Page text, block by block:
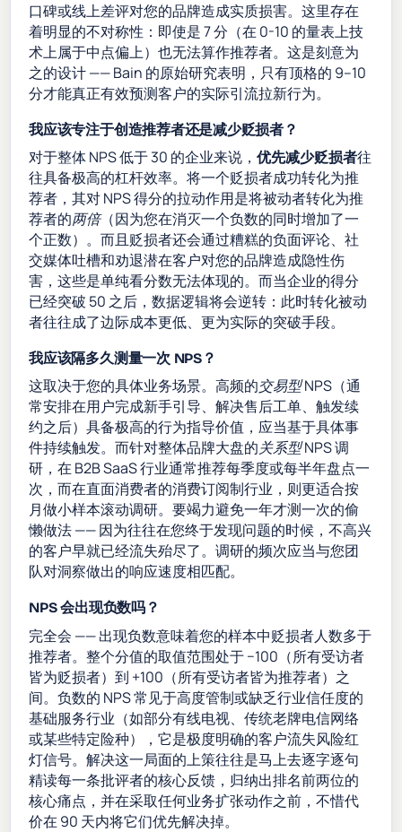
口碑或线上差评对您的品牌造成实质损害。这里存在
着明显的不对称性：即使是 7 分（在 0-10 的量表上技
术上属于中点偏上）也无法算作推荐者。这是刻意为
之的设计 —— Bain 的原始研究表明，只有顶格的 9–10
分才能真正有效预测客户的实际引流拉新行为。
我应该专注于创造推荐者还是减少贬损者？
对于整体 NPS 低于 30 的企业来说，优先减少贬损者往
往具备极高的杠杆效率。将一个贬损者成功转化为推
荐者，其对 NPS 得分的拉动作用是将被动者转化为推
荐者的两倍（因为您在消灭一个负数的同时增加了一
个正数）。而且贬损者还会通过糟糕的负面评论、社
交媒体吐槽和劝退潜在客户对您的品牌造成隐性伤
害，这些是单纯看分数无法体现的。而当企业的得分
已经突破 50 之后，数据逻辑将会逆转：此时转化被动
者往往成了边际成本更低、更为实际的突破手段。
我应该隔多久测量一次 NPS？
这取决于您的具体业务场景。高频的交易型NPS（通
常安排在用户完成新手引导、解决售后工单、触发续
约之后）具备极高的行为指导价值，应当基于具体事
件持续触发。而针对整体品牌大盘的关系型NPS 调
研，在 B2B SaaS 行业通常推荐每季度或每半年盘点一
次，而在直面消费者的消费订阅制行业，则更适合按
月做小样本滚动调研。要竭力避免一年才测一次的偷
懒做法 —— 因为往往在您终于发现问题的时候，不高兴
的客户早就已经流失殆尽了。调研的频次应当与您团
队对洞察做出的响应速度相匹配。
NPS 会出现负数吗？
完全会 —— 出现负数意味着您的样本中贬损者人数多于
推荐者。整个分值的取值范围处于 −100（所有受访者
皆为贬损者）到 +100（所有受访者皆为推荐者）之
间。负数的 NPS 常见于高度管制或缺乏行业信任度的
基础服务行业（如部分有线电视、传统老牌电信网络
或某些特定险种），它是极度明确的客户流失风险红
灯信号。解决这一局面的上策往往是马上去逐字逐句
精读每一条批评者的核心反馈，归纳出排名前两位的
核心痛点，并在采取任何业务扩张动作之前，不惜代
价在 90 天内将它们优先解决掉。